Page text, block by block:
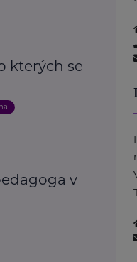
kterých se
v